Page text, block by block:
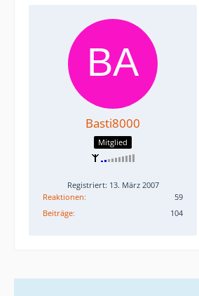
Basti8000
Mitglied
Registriert: 13. März 2007
Reaktionen
59
Beiträge
104